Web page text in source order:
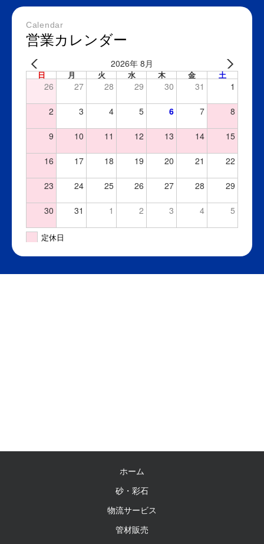
Calendar
営業カレンダー
2026年 8月
日 月 火 水 木 金 土
26 27 28 29 30 31 1
2 3 4 5 6 7 8
9 10 11 12 13 14 15
16 17 18 19 20 21 22
23 24 25 26 27 28 29
30 31 1 2 3 4 5
定休日
ホーム
砂・彩石
物流サービス
管材販売